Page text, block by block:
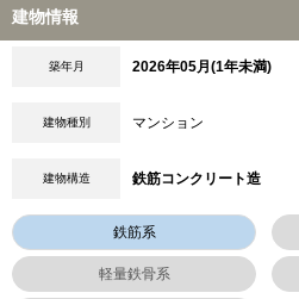
建物情報
築年月 2026年05月(1年未満)
建物種別 マンション
建物構造 鉄筋コンクリート造
鉄筋系
軽量鉄骨系